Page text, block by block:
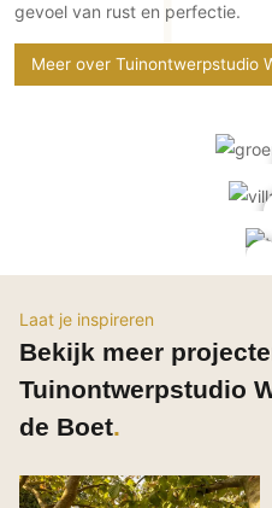
Stalen deuren
Deurbeslag
PVC vloeren
Gietvloeren
Houten vloeren
Natuursteen en keramiek
gevoel van rust en perfectie.
Meer over Tuinontwerpstudio
Laat je inspireren
Bekijk meer
Tuinontwerpstudio
de Boet